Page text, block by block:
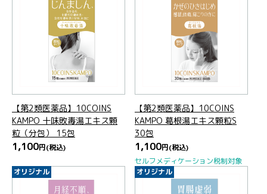
【第2類医薬品】10COINS
KAMPO 十味敗毒湯エキス顆
粒（分包） 15包
1,100円(税込)
【第2類医薬品】10COINS
KAMPO 葛根湯エキス顆粒S
30包
1,100円(税込)
セルフメディケーション税制対象
オリジナル オリジナル